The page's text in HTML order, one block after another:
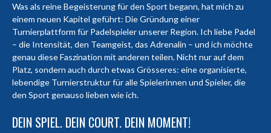
Was als reine Begeisterung für den Sport begann, hat mich zu
einem neuen Kapitel geführt: Die Gründung einer
Turnierplattform für Padelspieler unserer Region. Ich liebe Padel
– die Intensität, den Teamgeist, das Adrenalin – und ich möchte
genau diese Faszination mit anderen teilen. Nicht nur auf dem
Platz, sondern auch durch etwas Grösseres: eine organisierte,
lebendige Turnierstruktur für alle Spielerinnen und Spieler, die
den Sport genauso lieben wie ich.
DEIN SPIEL. DEIN COURT. DEIN MOMENT!